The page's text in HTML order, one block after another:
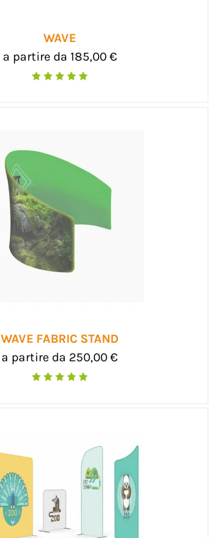
WAVE
a partire da 185,00 €
WAVE FABRIC STAND
a partire da 250,00 €